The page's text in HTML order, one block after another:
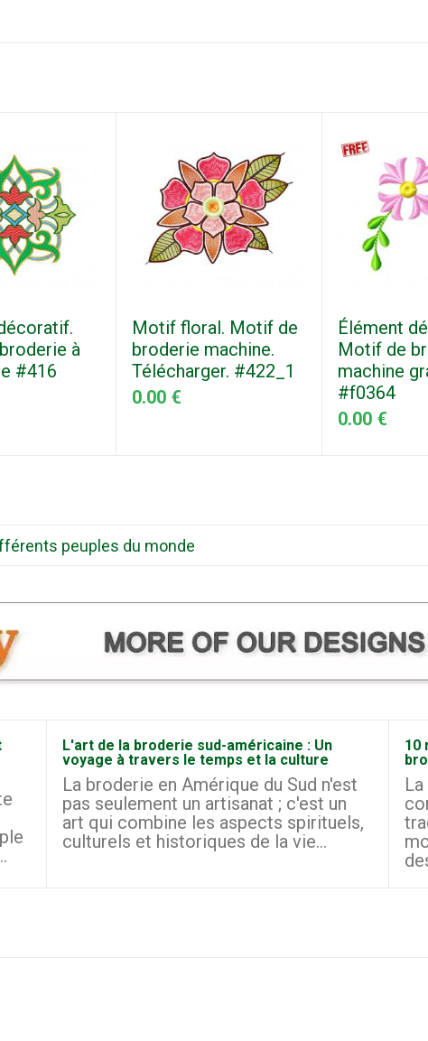
à
#416
Motif floral. Motif de
broderie machine.
Télécharger. #422_1
0.00 €
Élément
Motif de
machine
#f0364
0.00 €
peuples du monde
L'art de la broderie sud-américaine : Un
voyage à travers le temps et la culture
La broderie en Amérique du Sud n'est
pas seulement un artisanat ; c'est un
art qui combine les aspects spirituels,
culturels et historiques de la vie...
10